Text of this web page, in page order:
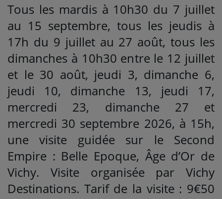
Tous les mardis à 10h30 du 7 juillet
au 15 septembre, tous les jeudis à
17h du 9 juillet au 27 août, tous les
dimanches à 10h30 entre le 12 juillet
et le 30 août, jeudi 3, dimanche 6,
jeudi 10, dimanche 13, jeudi 17,
mercredi 23, dimanche 27 et
mercredi 30 septembre 2026, à 15h,
une visite guidée sur le Second
Empire : Belle Epoque, Âge d’Or de
Vichy. Visite organisée par Vichy
Destinations. Tarif de la visite : 9€50